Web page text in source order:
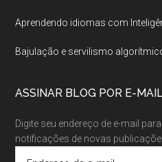
Aprendendo idiomas com
Bajulação e servilismo
ASSINAR BLOG POR E-
Digite seu endereço de e-mail
notificações de novas